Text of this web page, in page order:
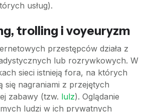
usług).
trolling i voyeuryzm
przestępców działa z
lub rozrywkowych. W
sieci istnieją fora, na których
się nagraniami z przejętych
zabawy (tzw. lulz). Oglądanie
ludzi w ich prywatnych